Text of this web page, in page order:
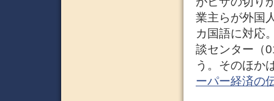
業主らが外国
カ国語に対応
談センター（
う。そのほか
ーパー経済の